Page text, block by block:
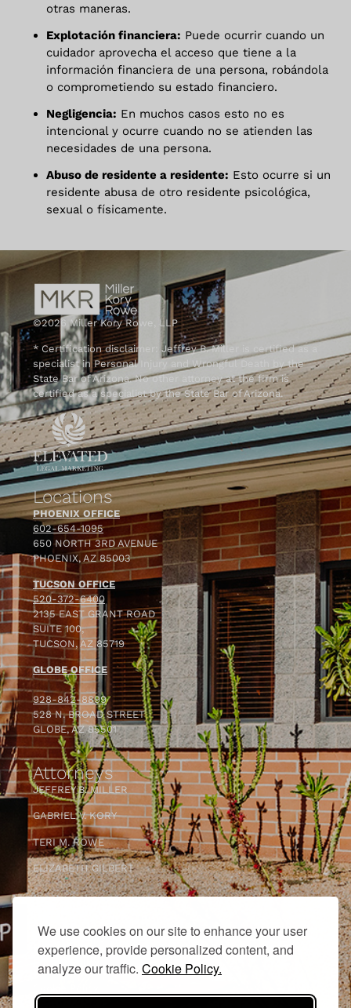
We use cookies on our site to enhance your user
experience, provide personalized content, and
analyze our traffic. Cookie Policy.
otras maneras.
Explotación financiera: Puede ocurrir cuando un
cuidador aprovecha el acceso que tiene a la
información financiera de una persona, robándola
o comprometiendo su estado financiero.
Negligencia: En muchos casos esto no es
intencional y ocurre cuando no se atienden las
necesidades de una persona.
Abuso de residente a residente: Esto ocurre si un
residente abusa de otro residente psicológica,
sexual o físicamente.
©2026 Miller Kory Rowe, LLP
* Certification disclaimer: Jeffrey B. Miller is certified as a
specialist in Personal Injury and Wrongful Death by the
State Bar of Arizona. No other attorney at the firm is
certified as a specialist by the State Bar of Arizona.
Locations
PHOENIX OFFICE
602-654-1095
650 NORTH 3RD AVENUE
PHOENIX, AZ 85003
TUCSON OFFICE
520-372-6400
2135 EAST GRANT ROAD
SUITE 100,
TUCSON, AZ 85719
GLOBE OFFICE
928-842-8899
528 N. BROAD STREET
GLOBE, AZ 85501
Attorneys
JEFFREY B. MILLER
GABRIEL V. KORY
TERI M. ROWE
ELIZABETH GILBERT
Personal Injury Insights
Privacy Policy